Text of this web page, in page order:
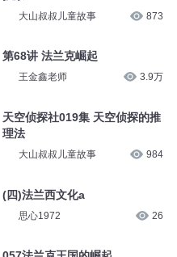
大山叔叔儿童故事 873
第68讲 法兰克崛起
王金鑫老师 3.9万
天空侦探社019集 天空侦探的推
理法
大山叔叔儿童故事 984
(四)法兰西文化a
思心1972 26